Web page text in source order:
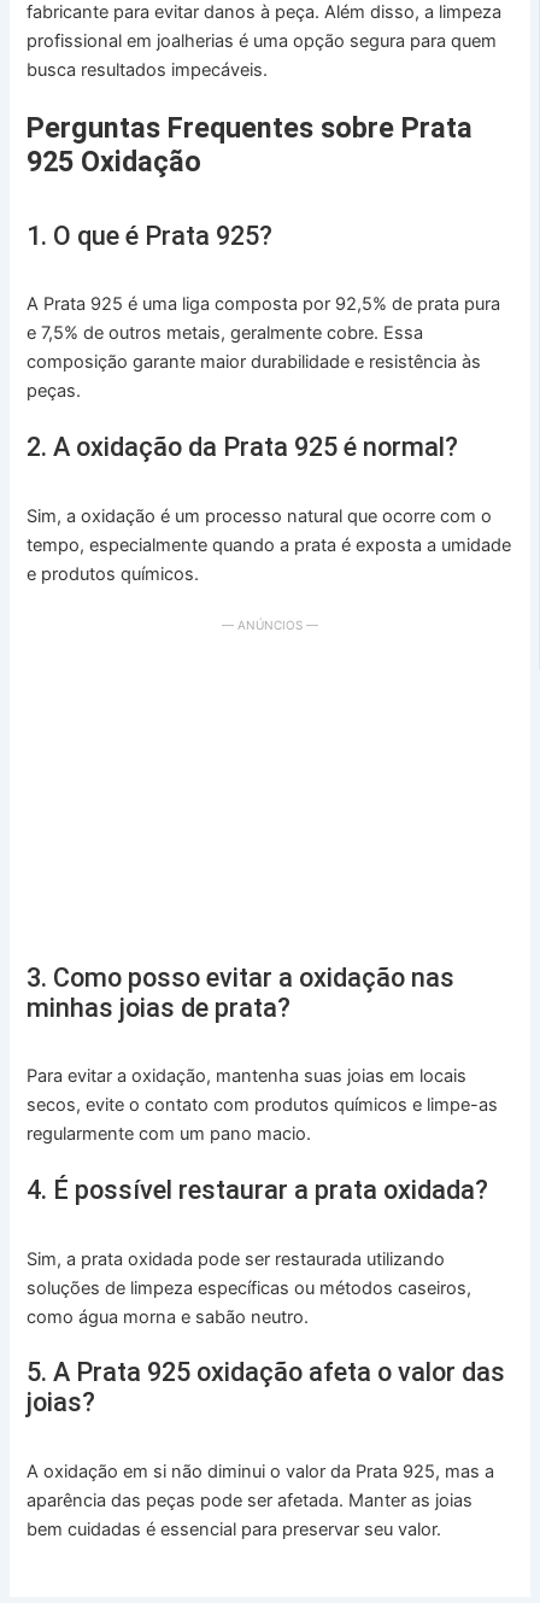
fabricante para evitar danos à peça. Além disso, a limpeza
profissional em joalherias é uma opção segura para quem
busca resultados impecáveis.
Perguntas Frequentes sobre Prata
925 Oxidação
1. O que é Prata 925?
A Prata 925 é uma liga composta por 92,5% de prata pura
e 7,5% de outros metais, geralmente cobre. Essa
composição garante maior durabilidade e resistência às
peças.
2. A oxidação da Prata 925 é normal?
Sim, a oxidação é um processo natural que ocorre com o
tempo, especialmente quando a prata é exposta a umidade
e produtos químicos.
— ANÚNCIOS —
3. Como posso evitar a oxidação nas
minhas joias de prata?
Para evitar a oxidação, mantenha suas joias em locais
secos, evite o contato com produtos químicos e limpe-as
regularmente com um pano macio.
4. É possível restaurar a prata oxidada?
Sim, a prata oxidada pode ser restaurada utilizando
soluções de limpeza específicas ou métodos caseiros,
como água morna e sabão neutro.
5. A Prata 925 oxidação afeta o valor das
joias?
A oxidação em si não diminui o valor da Prata 925, mas a
aparência das peças pode ser afetada. Manter as joias
bem cuidadas é essencial para preservar seu valor.